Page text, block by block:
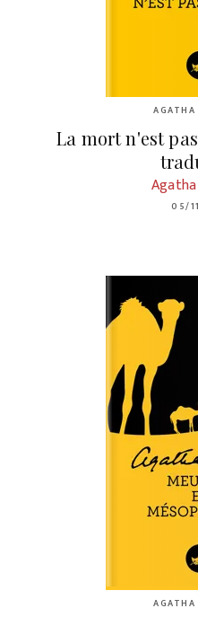
La mort n'est
05/